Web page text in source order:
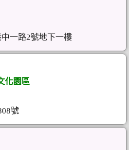
一路2號地下一樓
化園區
號